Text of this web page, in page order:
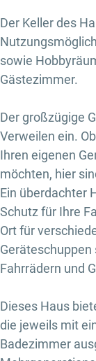
Der Keller des
sowie
Gästezimmer.
Der großzügige
Verweilen ein.
Ihren eigenen
möchten, hier
Ein überdachter
Schutz für Ihre
Ort für
Fahrrädern und
Dieses Haus
die jeweils mit
Badezimmer